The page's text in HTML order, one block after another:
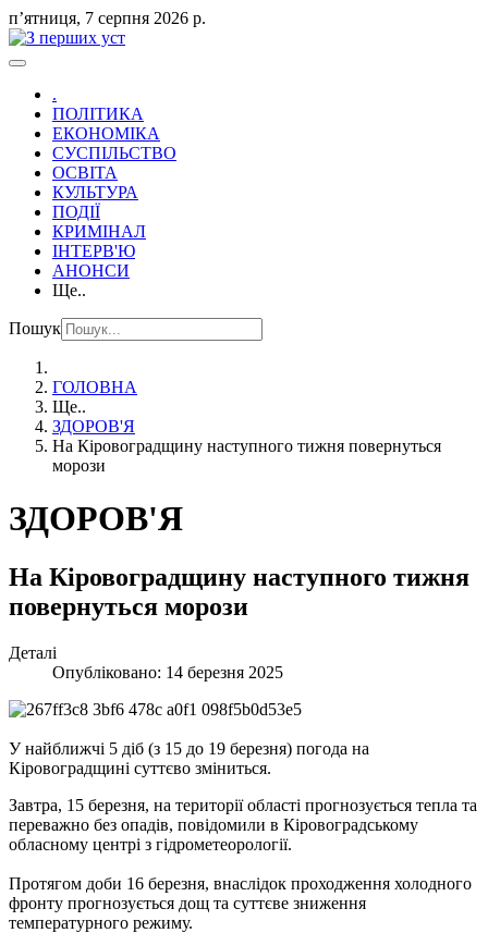
пʼятниця, 7 серпня 2026 р.
.
ПОЛІТИКА
ЕКОНОМІКА
СУСПІЛЬСТВО
ОСВІТА
КУЛЬТУРА
ПОДІЇ
КРИМІНАЛ
ІНТЕРВ'Ю
АНОНСИ
Ще..
Пошук
ГОЛОВНА
Ще..
ЗДОРОВ'Я
На Кіровоградщину наступного тижня повернуться
морози
ЗДОРОВ'Я
На Кіровоградщину наступного тижня
повернуться морози
Деталі
Опубліковано: 14 березня 2025
У найближчі 5 діб (з 15 до 19 березня) погода на
Кіровоградщині суттєво зміниться.
Завтра, 15 березня, на території області прогнозується тепла та
переважно без опадів, повідомили в Кіровоградському
обласному центрі з гідрометеорології.
Протягом доби 16 березня, внаслідок проходження холодного
фронту прогнозується дощ та суттєве зниження
температурного режиму.